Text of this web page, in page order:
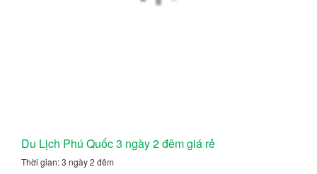
Du Lịch Phú Quốc 3 ngày 2 đêm giá rẻ
Thời gian: 3 ngày 2 đêm